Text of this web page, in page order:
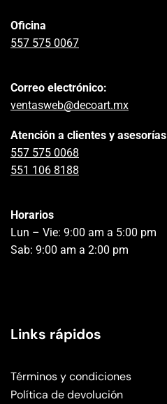
Oficina
557 575 0067
Correo electrónico:
ventasweb@decoart.mx
Atención a clientes y asesorías
557 575 0068
551 106 8188
Horarios
Lun – Vie: 9:00 am a 5:00 pm
Sab: 9:00 am a 2:00 pm
Links rápidos
Términos y condiciones
Política de devolución